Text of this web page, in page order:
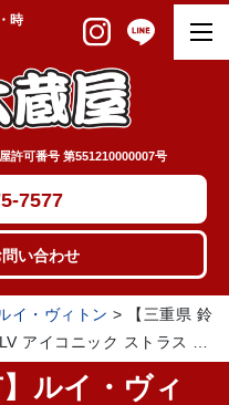
時
許可番号 第551210000007号
7577
い合わせ
イ・ヴィトン >
【三重県 鈴
アイコニック ストラス ゴ
】ルイ・ヴィ